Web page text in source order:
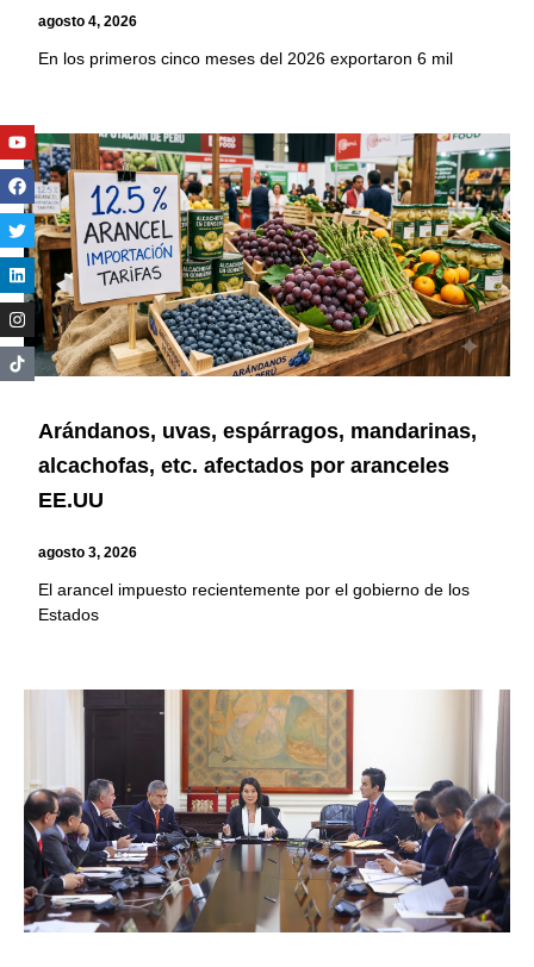
agosto 4, 2026
En los primeros cinco meses del 2026 exportaron 6 mil
Arándanos, uvas, espárragos, mandarinas,
alcachofas, etc. afectados por aranceles
EE.UU
agosto 3, 2026
El arancel impuesto recientemente por el gobierno de los
Estados
Youtube
Facebook
Twitter
Linkedin
Instagram